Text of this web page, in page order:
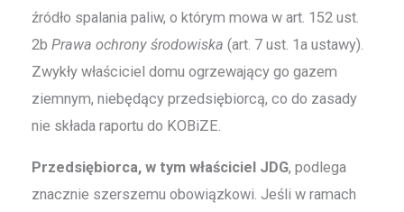
źródło spalania paliw, o którym mowa w art. 152 ust.
2bPrawa ochrony środowiska (art. 7 ust. 1a ustawy).
Zwykły właściciel domu ogrzewający go gazem
ziemnym, niebędący przedsiębiorcą, co do zasady
nie składa raportu do KOBiZE.
Przedsiębiorca, w tym właściciel JDG, podlega
znacznie szerszemu obowiązkowi. Jeśli w ramach